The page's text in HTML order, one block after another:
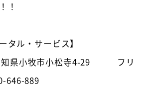
！
タル・サービス】
知県小牧市小松寺4-29 フリ
646-889